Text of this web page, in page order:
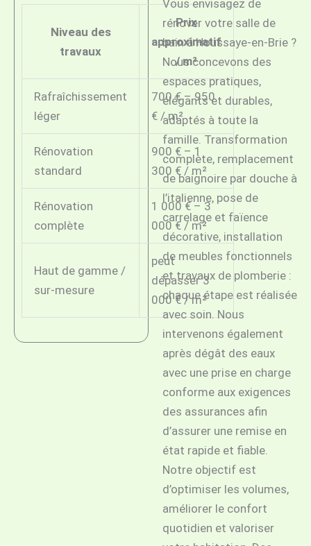
Niveau des
travaux
Prix
approximatif
/ m²
Rafraîchissement
léger
700 € – 950
€ / m²
Rénovation
standard
900 € – 1
300 € / m²
Rénovation
complète
1 000 € – 3
000 € / m²
Haut de gamme /
sur-mesure
peut
dépasser 3
000 € / m²
Vous envisagez de
rénover votre salle de
bain à Houssaye-en-Brie ?
Nous concevons des
espaces pratiques,
élégants et durables,
adaptés à toute la
famille. Transformation
complète, remplacement
de baignoire par douche à
l’italienne, pose de
carrelage et faïence
décorative, installation
de meubles fonctionnels
et travaux de plomberie :
chaque étape est réalisée
avec soin. Nous
intervenons également
après dégât des eaux
avec une prise en charge
conforme aux exigences
des assurances afin
d’assurer une remise en
état rapide et fiable.
Notre objectif est
d’optimiser les volumes,
améliorer le confort
quotidien et valoriser